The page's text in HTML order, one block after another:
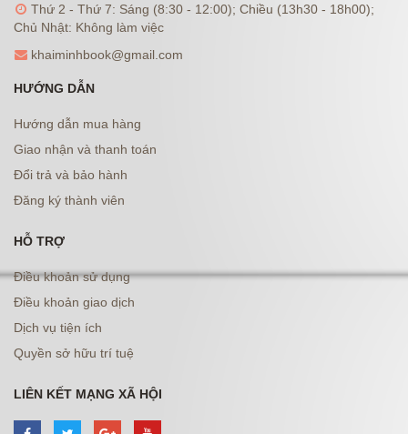
Thứ 2 - Thứ 7: Sáng (8:30 - 12:00); Chiều (13h30 - 18h00);
Chủ Nhật: Không làm việc
khaiminhbook@gmail.com
HƯỚNG DẪN
Hướng dẫn mua hàng
Giao nhận và thanh toán
Đổi trả và bảo hành
Đăng ký thành viên
HỖ TRỢ
Điều khoản sử dụng
Điều khoản giao dịch
Dịch vụ tiện ích
Quyền sở hữu trí tuệ
LIÊN KẾT MẠNG XÃ HỘI